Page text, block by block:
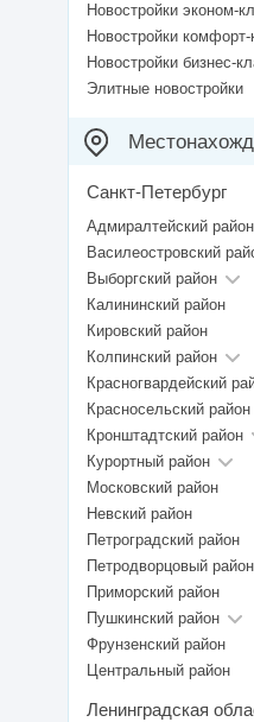
Новостройки эконом-
Новостройки комфорт-
Новостройки бизнес-
Элитные новостройки
Санкт-Петербург
Адмиралтейский район
Василеостровский
Выборгский район
Калининский район
Кировский район
Колпинский район
Красногвардейский
Красносельский район
Кронштадтский район
Курортный район
Московский район
Невский район
Петроградский район
Петродворцовый район
Приморский район
Пушкинский район
Фрунзенский район
Центральный район
Ленинградская